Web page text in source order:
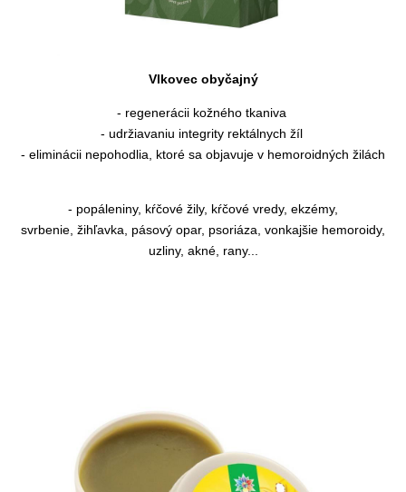
Vlkovec obyčajný
- regenerácii kožného tkaniva
- udržiavaniu integrity rektálnych žíl
- eliminácii nepohodlia, ktoré sa objavuje v hemoroidných žilách
- popáleniny, kŕčové žily, kŕčové vredy, ekzémy,
svrbenie, žihľavka, pásový opar, psoriáza, vonkajšie hemoroidy,
uzliny, akné, rany...